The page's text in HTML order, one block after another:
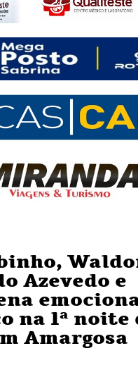
Azevedo e
na 1ª noite
Amargosa